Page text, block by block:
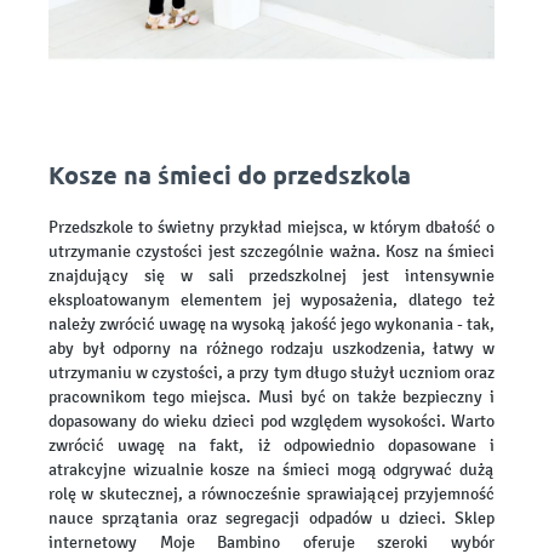
Kosze na śmieci do przedszkola
Przedszkole to świetny przykład miejsca, w którym dbałość o
utrzymanie czystości jest szczególnie ważna. Kosz na śmieci
znajdujący się w sali przedszkolnej jest intensywnie
eksploatowanym elementem jej wyposażenia, dlatego też
należy zwrócić uwagę na wysoką jakość jego wykonania - tak,
aby był odporny na różnego rodzaju uszkodzenia, łatwy w
utrzymaniu w czystości, a przy tym długo służył uczniom oraz
pracownikom tego miejsca. Musi być on także bezpieczny i
dopasowany do wieku dzieci pod względem wysokości. Warto
zwrócić uwagę na fakt, iż odpowiednio dopasowane i
atrakcyjne wizualnie kosze na śmieci mogą odgrywać dużą
rolę w skutecznej, a równocześnie sprawiającej przyjemność
nauce sprzątania oraz segregacji odpadów u dzieci. Sklep
internetowy Moje Bambino oferuje szeroki wybór